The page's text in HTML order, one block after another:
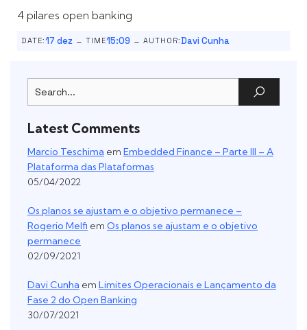
4 pilares open banking
DATE:17 dez - TIME15:09 - AUTHOR:Davi Cunha
Latest Comments
Marcio Teschima em Embedded Finance – Parte III – A
Plataforma das Plataformas
05/04/2022
Os planos se ajustam e o objetivo permanece –
Rogerio Melfi em Os planos se ajustam e o objetivo
permanece
02/09/2021
Davi Cunha em Limites Operacionais e Lançamento da
Fase 2 do Open Banking
30/07/2021